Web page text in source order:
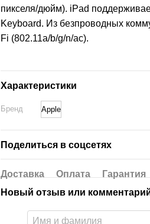
пикселя/дюйм). iPad
Keyboard. Из безпроводных
Fi (802.11a/b/g/n/ac).
Характеристики
Бренд Apple
Поделиться в соцсетях
Доставка Оплата
Гарантия
Новый отзыв или